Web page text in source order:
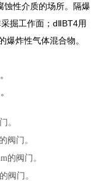
蚀性介质的场所。隔爆
掘工作面；dⅡBT4用
爆炸性气体混合物。
。
的阀门。
的阀门。
的阀门。